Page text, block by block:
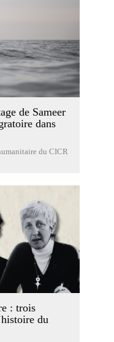
de Sameer
dans
du CICR
: trois
du